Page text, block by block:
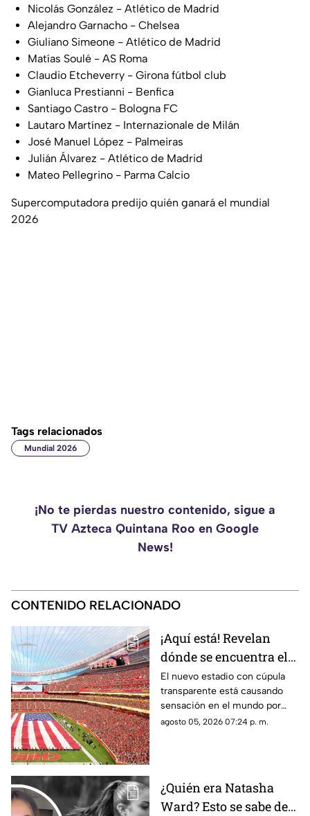
Nicolás González - Atlético de Madrid
Alejandro Garnacho - Chelsea
Giuliano Simeone - Atlético de Madrid
Matías Soulé - AS Roma
Claudio Etcheverry - Girona fútbol club
Gianluca Prestianni - Benfica
Santiago Castro - Bologna FC
Lautaro Martínez - Internazionale de Milán
José Manuel López - Palmeiras
Julián Álvarez - Atlético de Madrid
Mateo Pellegrino - Parma Calcio
Supercomputadora predijo quién ganará el mundial
2026
Tags relacionados
Mundial 2026
¡No te pierdas nuestro contenido, sigue a
TV Azteca Quintana Roo en Google
News!
CONTENIDO RELACIONADO
¡Aquí está! Revelan
dónde se encuentra el
estadio con cúpula
transparente
El nuevo estadio con cúpula
transparente está causando
sensación en el mundo por
cómo luce y aquí te contamos
agosto 05, 2026 07:24 p. m.
¿Quién era Natasha
Ward? Esto se sabe de